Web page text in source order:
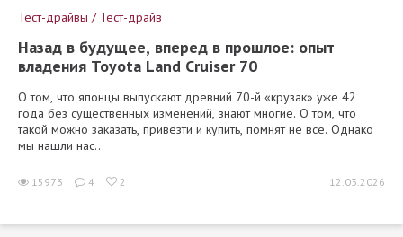
Тест-драйвы / Тест-драйв
Назад в будущее, вперед в прошлое: опыт
владения Toyota Land Cruiser 70
О том, что японцы выпускают древний 70-й «крузак» уже 42
года без существенных изменений, знают многие. О том, что
такой можно заказать, привезти и купить, помнят не все. Однако
мы нашли нас...
15973 4 2 12.03.2026